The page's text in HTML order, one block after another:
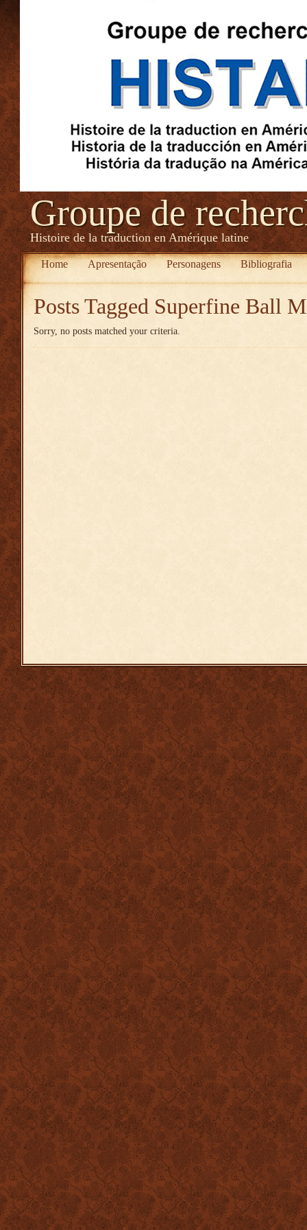
Groupe de
Histoire de la traduction en Amérique latine
Home Apresentação Personagens Bibliografia
Posts Tagged Superfine Ball
Sorry, no posts matched your criteria.